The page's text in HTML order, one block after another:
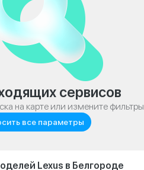
сервисов
на карте или измените фильтры
все параметры
Lexus в Белгороде